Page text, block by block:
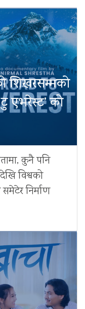
शिखरसम्मको
टु एभरेस्ट’ को
कुनै पनि
विश्वको
निर्माण